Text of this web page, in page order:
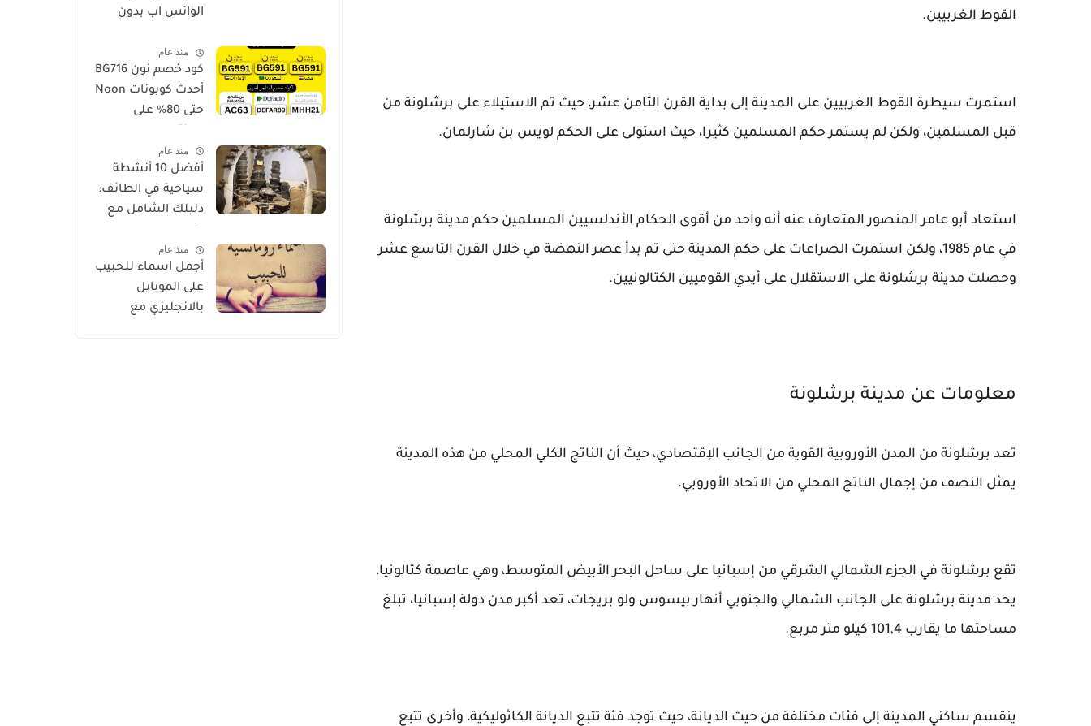
القوط الغربيين.
استمرت سيطرة القوط الغربيين على المدينة إلى بداية القرن الثامن عشر، حيث تم الاستيلاء على برشلونة من
قبل المسلمين، ولكن لم يستمر حكم المسلمين كثيرا، حيث استولى على الحكم لويس بن شارلمان.
استعاد أبو عامر المنصور المتعارف عنه أنه واحد من أقوى الحكام الأندلسيين المسلمين حكم مدينة برشلونة
في عام 1985، ولكن استمرت الصراعات على حكم المدينة حتى تم بدأ عصر النهضة في خلال القرن التاسع عشر
وحصلت مدينة برشلونة على الاستقلال على أيدي القوميين الكتالونيين.
معلومات عن مدينة برشلونة
تعد برشلونة من المدن الأوروبية القوية من الجانب الإقتصادي، حيث أن الناتج الكلي المحلي من هذه المدينة
يمثل النصف من إجمال الناتج المحلي من الاتحاد الأوروبي.
تقع برشلونة في الجزء الشمالي الشرقي من إسبانيا على ساحل البحر الأبيض المتوسط، وهي عاصمة كتالونيا،
يحد مدينة برشلونة على الجانب الشمالي والجنوبي أنهار بيسوس ولو بريجات، تعد أكبر مدن دولة إسبانيا، تبلغ
مساحتها ما يقارب 101,4 كيلو متر مربع.
ينقسم ساكني المدينة إلى فئات مختلفة من حيث الديانة، حيث توجد فئة تتبع الديانة الكاثوليكية، وأخرى تتبع
الواتس اب بدون
الجوال الهاتف 2026
منذ عام
كود خصم نون BG716
أحدث كوبونات Noon
حتى 80% على
منذ عام
أفضل 10 أنشطة
سياحية في الطائف:
دليلك الشامل مع
منذ عام
أجمل اسماء للحبيب
على الموبايل
بالانجليزي مع